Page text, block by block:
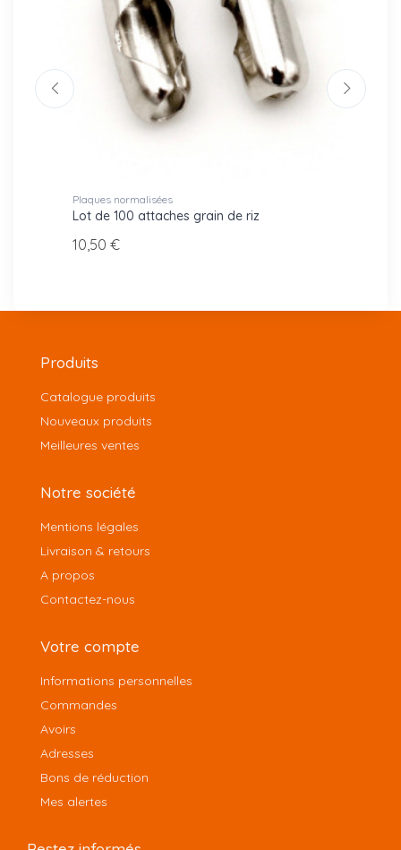
Plaques normalisées
Lot de 100 attaches grain de riz
10,50 €
Produits
Catalogue produits
Nouveaux produits
Meilleures ventes
Notre société
Mentions légales
Livraison & retours
A propos
Contactez-nous
Votre compte
Informations personnelles
Commandes
Avoirs
Adresses
Bons de réduction
Mes alertes